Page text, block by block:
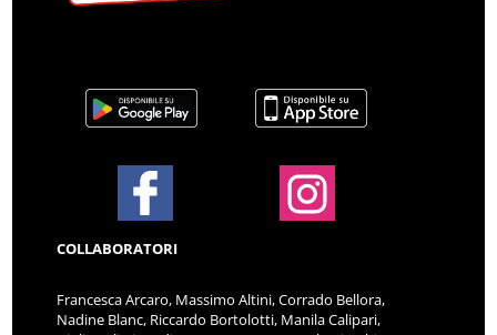
COLLABORATORI
Francesca Arcaro, Massimo Altini, Corrado Bellora,
Nadine Blanc, Riccardo Bortolotti, Manila Calipari,